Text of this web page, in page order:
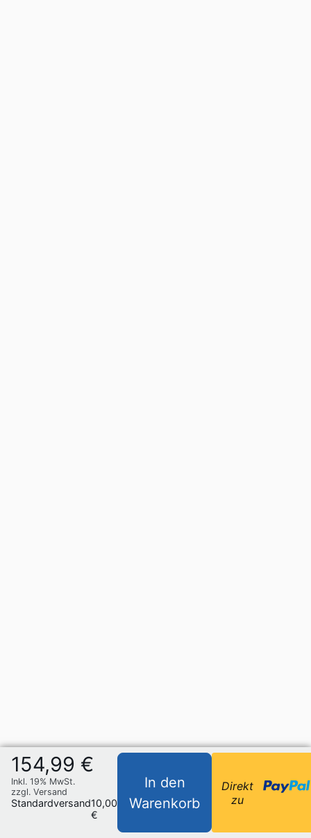
154,99 €
Inkl. 19% MwSt.
zzgl. Versand
Standardversand10,00
€
In den
Warenkorb
Direkt
zu